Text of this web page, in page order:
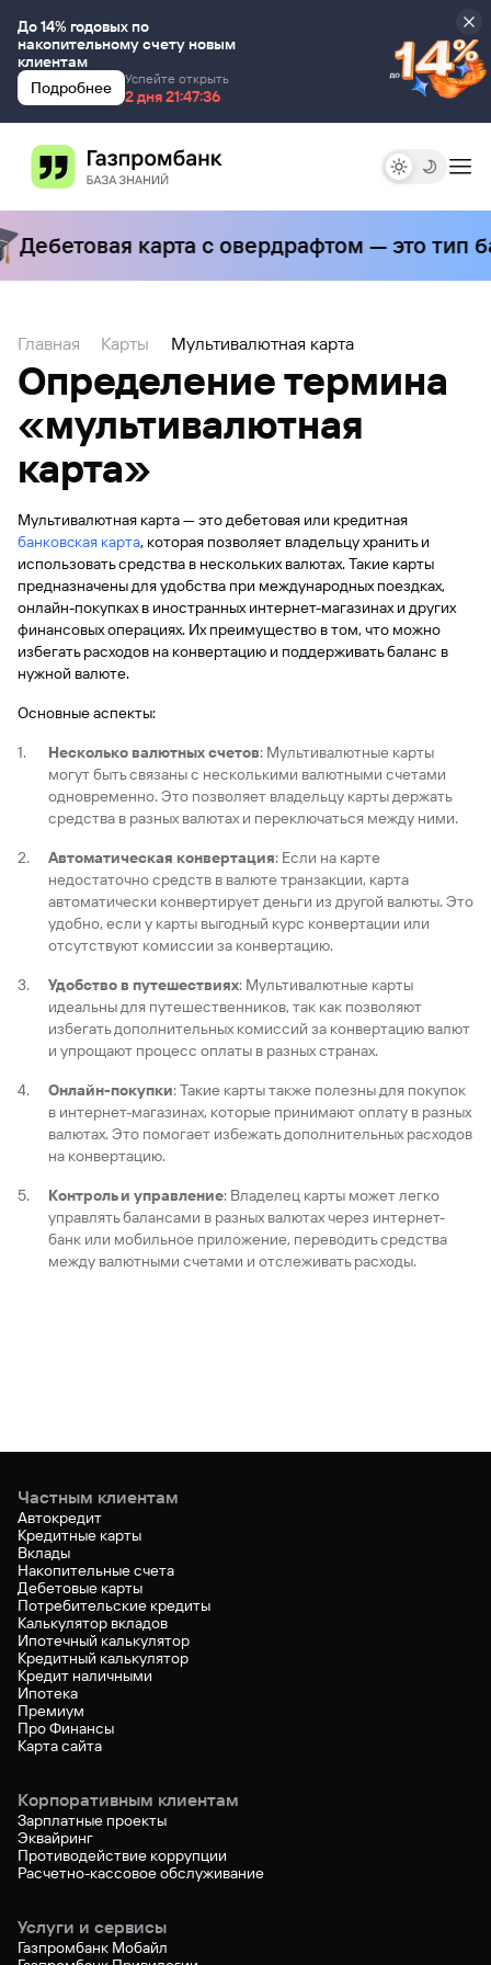
До 14% годовых по
накопительному счету новым
клиентам
Успейте открыть
2 дня 00:00:00
2 дня 21:47:36
Подробнее
Дебетовая карта с овердрафтом — это тип
Главная Карты Мультивалютная карта
Определение термина
«мультивалютная
карта»
Мультивалютная карта — это дебетовая или кредитная
банковская карта, которая позволяет владельцу хранить и
использовать средства в нескольких валютах. Такие карты
предназначены для удобства при международных поездках,
онлайн-покупках в иностранных интернет-магазинах и других
финансовых операциях. Их преимущество в том, что можно
избегать расходов на конвертацию и поддерживать баланс в
нужной валюте.
Основные аспекты:
Несколько валютных счетов: Мультивалютные карты
могут быть связаны с несколькими валютными счетами
одновременно. Это позволяет владельцу карты держать
средства в разных валютах и переключаться между ними.
Автоматическая конвертация: Если на карте
недостаточно средств в валюте транзакции, карта
автоматически конвертирует деньги из другой валюты. Это
удобно, если у карты выгодный курс конвертации или
отсутствуют комиссии за конвертацию.
Удобство в путешествиях: Мультивалютные карты
идеальны для путешественников, так как позволяют
избегать дополнительных комиссий за конвертацию валют
и упрощают процесс оплаты в разных странах.
Онлайн-покупки: Такие карты также полезны для покупок
в интернет-магазинах, которые принимают оплату в разных
валютах. Это помогает избежать дополнительных расходов
на конвертацию.
Контроль и управление: Владелец карты может легко
управлять балансами в разных валютах через интернет-
банк или мобильное приложение, переводить средства
между валютными счетами и отслеживать расходы.
Частным клиентам
Автокредит
Кредитные карты
Вклады
Накопительные счета
Дебетовые карты
Потребительские кредиты
Калькулятор вкладов
Ипотечный калькулятор
Кредитный калькулятор
Кредит наличными
Ипотека
Премиум
Про Финансы
Карта сайта
Корпоративным клиентам
Зарплатные проекты
Эквайринг
Противодействие коррупции
Расчетно-кассовое обслуживание
Услуги и сервисы
Газпромбанк Мобайл